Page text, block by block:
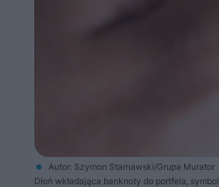
Autor: Szymon Starnawski/Grupa Murator
Dłoń wkładająca banknoty do portfela,